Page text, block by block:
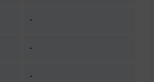
-
-
-